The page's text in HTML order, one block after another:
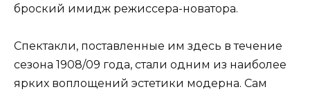
броский имидж режиссера-новатора.
Спектакли, поставленные им здесь в течение
сезона 1908/09 года, стали одним из наиболее
ярких воплощений эстетики модерна. Сам